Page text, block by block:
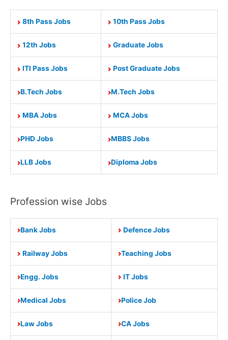
8th Pass Jobs 10th Pass Jobs
12th Jobs Graduate Jobs
ITI Pass Jobs Post Graduate Jobs
B.Tech Jobs M.Tech Jobs
MBA Jobs MCA Jobs
PHD Jobs MBBS Jobs
LLB Jobs Diploma Jobs
Profession wise Jobs
Bank Jobs Defence Jobs
Railway Jobs Teaching Jobs
Engg. Jobs IT Jobs
Medical Jobs Police Job
Law Jobs CA Jobs